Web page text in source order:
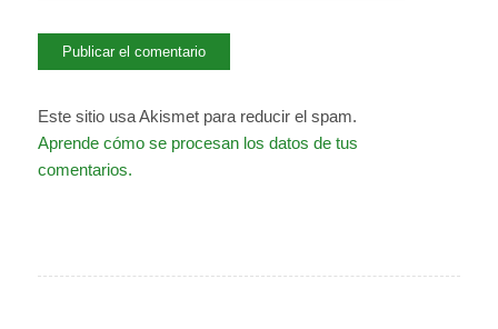
Este sitio usa Akismet para reducir el spam.
Aprende cómo se procesan los datos de tus
comentarios.